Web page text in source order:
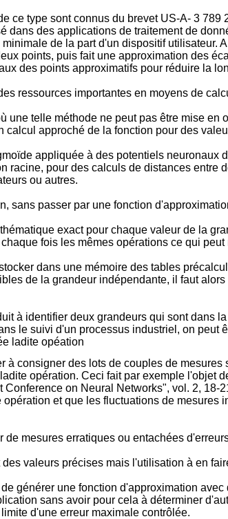
ce type sont connus du brevet US-A- 3
dans des applications de traitement de
de la part d'un dispositif utilisateur.
points, puis fait une approximation des
des points approximatifs pour réduire la
ressources importantes en moyens de
une telle méthode ne peut pas être mise
calcul approché de la fonction pour des
appliquée à des potentiels
racine, pour des calculs de distances
ou autres.
sans passer par une fonction
exact pour chaque valeur de la
fois les mêmes opérations ce qui
dans une mémoire des tables
de la grandeur indépendante, il faut
à identifier deux grandeurs qui sont dans
le suivi d'un processus industriel, on
ladite opéation
à consigner des lots de couples de
opération. Ceci fait par exemple l'objet
on Neural Networks", vol. 2,
et que les fluctuations de
mesures erratiques ou entachées
valeurs précises mais l'utilisation à en
générer une fonction d'approximation
sans avoir pour cela à déterminer
d'une erreur maximale contrôlée.